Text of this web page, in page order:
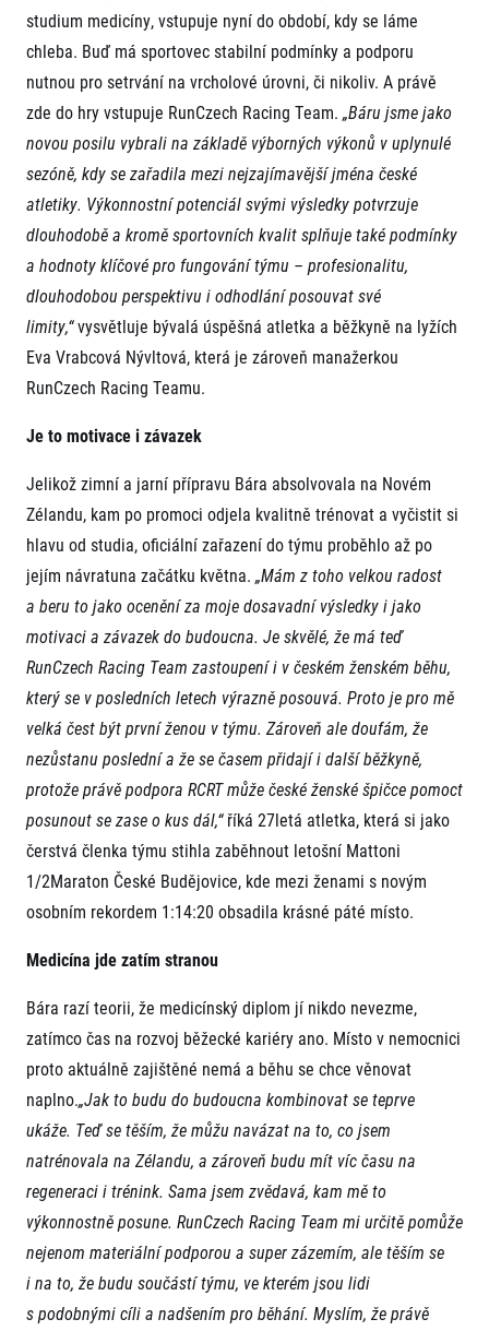
Mobilní aplikace RunCzech
Stáhněte si mobilní aplikaci RunCzech.
Středoškoláci
Náš tým
Naši partneři
Historie
Pro veřejnost
FAQ (Často kladené dotazy)
Dobrovolníci
Dárkové poukazy
Šablony k dárkovému poukazu ke stažení
Pro média
Aktuality
Akreditace a vše k závodům
Tiskové zprávy
Poznámky pro editory
Magazíny
RunCzech
All Runners Are Beautiful
RunCzech Racing
Ekofilozofie
Running Mall
Vítejte v Running Mall
Kalendář
Individuální trénink
Skupinové tréninky
Masáže
Titulární partneři
Informace o webu
Všeobecné smluvní podmínky
Informace o cookies
Podmínky GDPR
studium medicíny, vstupuje nyní do období, kdy se láme
chleba. Buď má sportovec stabilní podmínky a podporu
nutnou pro setrvání na vrcholové úrovni, či nikoliv. A právě
zde do hry vstupuje RunCzech Racing Team. „Báru jsme jako
novou posilu vybrali na základě výborných výkonů v uplynulé
sezóně, kdy se zařadila mezi nejzajímavější jména české
atletiky. Výkonnostní potenciál svými výsledky potvrzuje
dlouhodobě a kromě sportovních kvalit splňuje také podmínky
a hodnoty klíčové pro fungování týmu – profesionalitu,
dlouhodobou perspektivu i odhodlání posouvat své
limity,“vysvětluje bývalá úspěšná atletka a běžkyně na lyžích
Eva Vrabcová Nývltová, která je zároveň manažerkou
RunCzech Racing Teamu.
Je to motivace i závazek
Jelikož zimní a jarní přípravu Bára absolvovala na Novém
Zélandu, kam po promoci odjela kvalitně trénovat a vyčistit si
hlavu od studia, oficiální zařazení do týmu proběhlo až po
jejím návratuna začátku května. „Mám z toho velkou radost
a beru to jako ocenění za moje dosavadní výsledky i jako
motivaci a závazek do budoucna. Je skvělé, že má teď
RunCzech Racing Team zastoupení i v českém ženském běhu,
který se v posledních letech výrazně posouvá. Proto je pro mě
velká čest být první ženou v týmu. Zároveň ale doufám, že
nezůstanu poslední a že se časem přidají i další běžkyně,
protože právě podpora RCRT může české ženské špičce pomoct
posunout se zase o kus dál,“říká 27letá atletka, která si jako
čerstvá členka týmu stihla zaběhnout letošní Mattoni
1/2Maraton České Budějovice, kde mezi ženami s novým
osobním rekordem 1:14:20 obsadila krásné páté místo.
Medicína jde zatím stranou
Bára razí teorii, že medicínský diplom jí nikdo nevezme,
zatímco čas na rozvoj běžecké kariéry ano. Místo v nemocnici
proto aktuálně zajištěné nemá a běhu se chce věnovat
naplno.„Jak to budu do budoucna kombinovat se teprve
ukáže. Teď se těším, že můžu navázat na to, co jsem
natrénovala na Zélandu, a zároveň budu mít víc času na
regeneraci i trénink. Sama jsem zvědavá, kam mě to
výkonnostně posune. RunCzech Racing Team mi určitě pomůže
nejenom materiální podporou a super zázemím, ale těším se
i na to, že budu součástí týmu, ve kterém jsou lidi
s podobnými cíli a nadšením pro běhání. Myslím, že právě